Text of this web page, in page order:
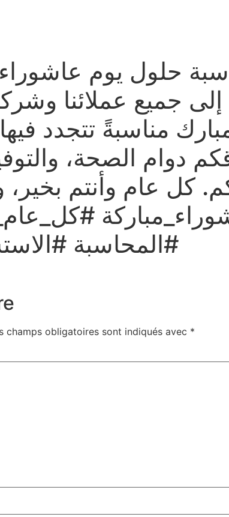
حلول يوم
جميع عملائنا
مناسبةً تتجدد
دوام الصحة،
كل عام وأنتم
#المحاسبة
champs obligatoires sont indiqués avec *